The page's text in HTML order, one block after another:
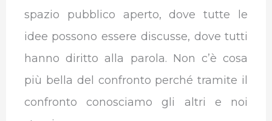
spazio pubblico aperto, dove tutte le
idee possono essere discusse, dove tutti
hanno diritto alla parola. Non c’è cosa
più bella del confronto perché tramite il
confronto conosciamo gli altri e noi